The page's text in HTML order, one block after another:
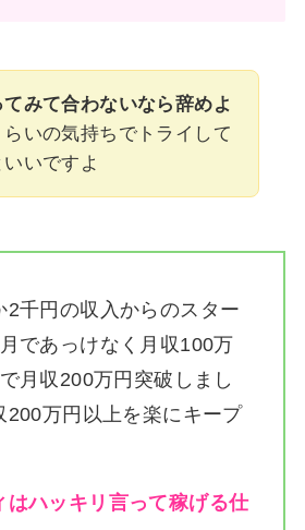
てみて合わないなら辞めよ
らいの気持ちでトライして
いですよ
2千円の収入からのスター
であっけなく月収100万
月収200万円突破しまし
200万円以上を楽にキープ
はハッキリ言って稼げる仕